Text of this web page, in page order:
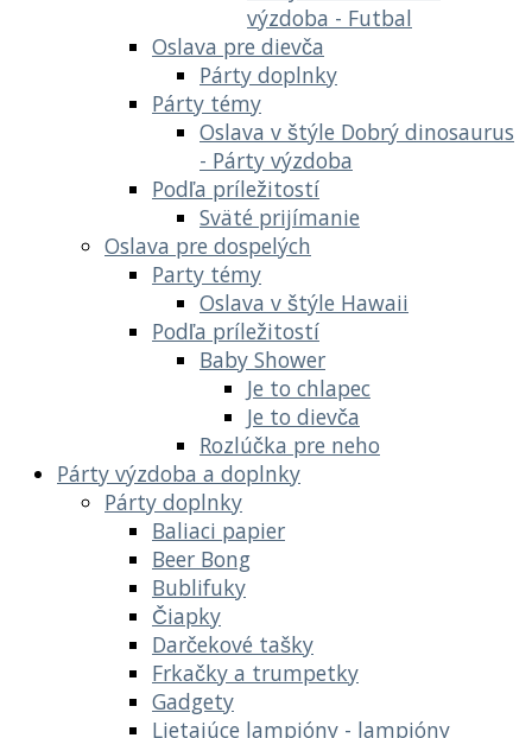
výzdoba - Futbal
Oslava pre dievča
Párty doplnky
Párty témy
Oslava v štýle Dobrý dinosaurus
- Párty výzdoba
Podľa príležitostí
Sväté prijímanie
Oslava pre dospelých
Party témy
Oslava v štýle Hawaii
Podľa príležitostí
Baby Shower
Je to chlapec
Je to dievča
Rozlúčka pre neho
Párty výzdoba a doplnky
Párty doplnky
Baliaci papier
Beer Bong
Bublifuky
Čiapky
Darčekové tašky
Frkačky a trumpetky
Gadgety
Lietajúce lampióny - lampióny